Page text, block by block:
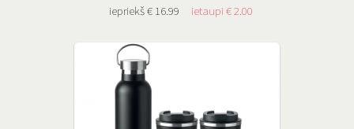
iepriekš € 16.99 ietaupi € 2.00